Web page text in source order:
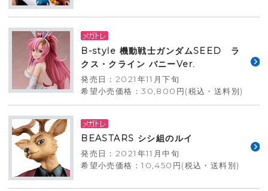
B-style 機動戦士ガンダムSEED ラ
クス・クライン バニーVer.
発売日：2021年11月下旬
希望小売価格：30,800円(税込・送料別)
BEASTARS シシ組のルイ
発売日：2021年11月中旬
希望小売価格：10,450円(税込・送料別)